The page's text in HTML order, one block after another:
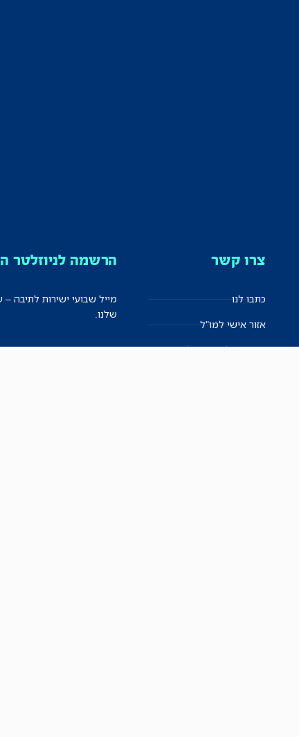
צרו קשר
כתבו לנו
אזור אישי למו"ל
תיבת הדלפות (מייל אדום)
הרשמה לניוזלטר
מייל שבועי ישירות לתיבה
שלנו.